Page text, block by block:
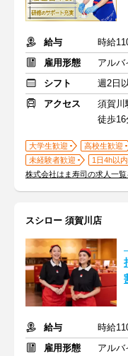
給与
時給
雇用形態
アルバ
シフト
週2日
アクセス
須賀川
徒歩16
大学生歓迎 高校生歓迎
未経験者歓迎
1日4h以
株式会社はま寿司の求人一覧
スシロー 須賀川店
給与
時給
雇用形態
アルバ